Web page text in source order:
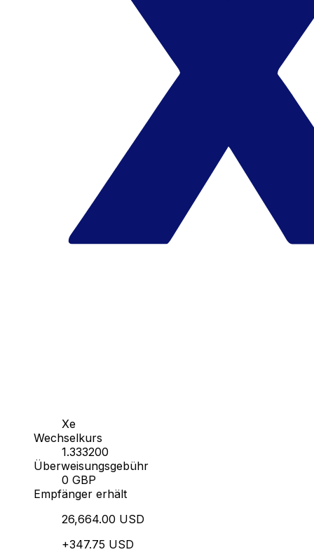
Xe
Wechselkurs
1.333200
Überweisungsgebühr
0 GBP
Empfänger erhält
26,664.00 USD
+347.75 USD